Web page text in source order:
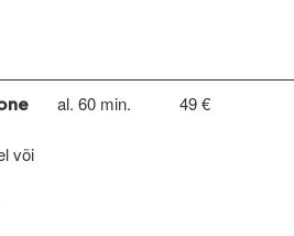
või
al. 60 min. 49 €